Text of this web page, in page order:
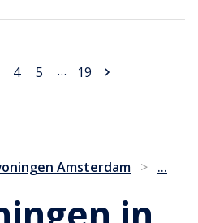
4 5 … 19
Amsterdam > ...